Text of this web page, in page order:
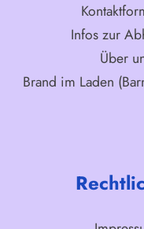
Infos zur
Über
Brand im Laden